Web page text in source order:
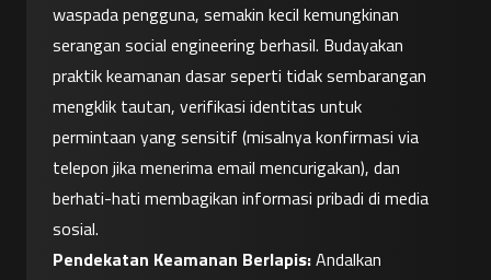
waspada pengguna, semakin kecil kemungkinan
serangan social engineering berhasil. Budayakan
praktik keamanan dasar seperti tidak sembarangan
mengklik tautan, verifikasi identitas untuk
permintaan yang sensitif (misalnya konfirmasi via
telepon jika menerima email mencurigakan), dan
berhati-hati membagikan informasi pribadi di media
sosial.
Pendekatan Keamanan Berlapis: Andalkan